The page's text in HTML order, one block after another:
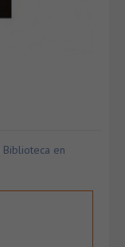
Biblioteca en